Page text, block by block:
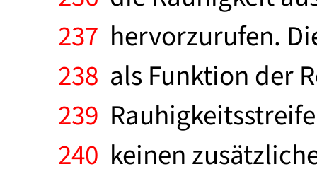
237 hervorzurufen.
238 als Funktion der
239
240 keinen